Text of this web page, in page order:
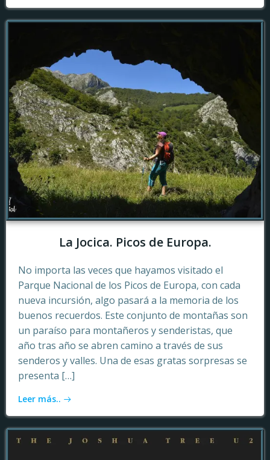
La Jocica. Picos de Europa.
No importa las veces que hayamos visitado el
Parque Nacional de los Picos de Europa, con cada
nueva incursión, algo pasará a la memoria de los
buenos recuerdos. Este conjunto de montañas son
un paraíso para montañeros y senderistas, que
año tras año se abren camino a través de sus
senderos y valles. Una de esas gratas sorpresas se
presenta […]
Leer más..